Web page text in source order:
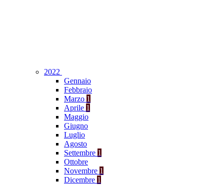
2022
Gennaio
Febbraio
Marzo 1
Aprile 1
Maggio
Giugno
Luglio
Agosto
Settembre 1
Ottobre
Novembre 1
Dicembre 1